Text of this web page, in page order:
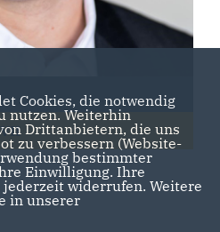
Cookies, die notwendig
nutzen. Weiterhin
Drittanbietern, die uns
zu verbessern (Website-
bestimmter
Einwilligung. Ihre
widerrufen. Weitere
in unserer